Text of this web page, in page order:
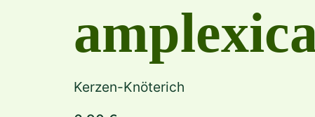
Kerzen-Knöterich